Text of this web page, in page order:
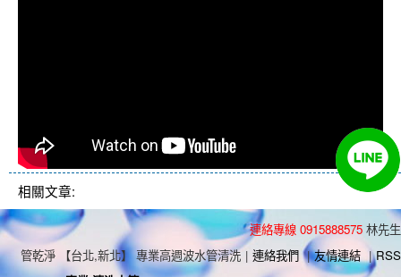
相關文章:
連絡專線 0915888575 林先生
管乾淨 【台北,新北】 專業高週波水管清洗 | 連絡我們 | 友情連結 | RSS